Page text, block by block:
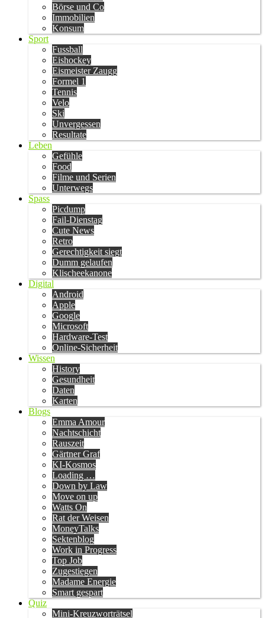
Börse und Co
Immobilien
Konsum
Sport
Fussball
Eishockey
Eismeister Zaugg
Formel 1
Tennis
Velo
Ski
Unvergessen
Resultate
Leben
Gefühle
Food
Filme und Serien
Unterwegs
Spass
Picdump
Fail-Dienstag
Cute News
Retro
Gerechtigkeit siegt
Dumm gelaufen
Klischeekanone
Digital
Android
Apple
Google
Microsoft
Hardware-Test
Online-Sicherheit
Wissen
History
Gesundheit
Daten
Karten
Blogs
Emma Amour
Nachtschicht
Rauszeit
Gärtner Graf
KI-Kosmos
Loading …
Down by Law
Move on up
Watts On
Rat der Weisen
MoneyTalks
Sektenblog
Work in Progress
Top Job
Zugestiegen
Madame Energie
Smart gespart
Quiz
Mini-Kreuzworträtsel